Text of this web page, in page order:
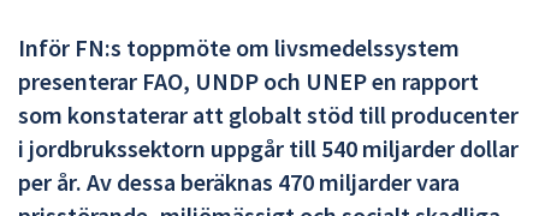
Inför FN:s toppmöte om livsmedelssystem
presenterar FAO, UNDP och UNEP en rapport
som konstaterar att globalt stöd till producenter
i jordbrukssektorn uppgår till 540 miljarder dollar
per år. Av dessa beräknas 470 miljarder vara